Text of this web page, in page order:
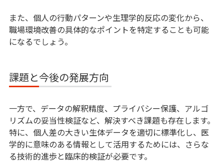
また、個人の行動パターンや生理学的反応の変化から、
職場環境改善の具体的なポイントを特定することも可能
になるでしょう。
課題と今後の発展方向
一方で、データの解釈精度、プライバシー保護、アルゴ
リズムの妥当性検証など、解決すべき課題も存在します。
特に、個人差の大きい生体データを適切に標準化し、医
学的に意味のある情報として活用するためには、さらな
る技術的進歩と臨床的検証が必要です。